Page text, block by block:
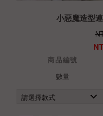
小惡魔造型
商品編號
數量